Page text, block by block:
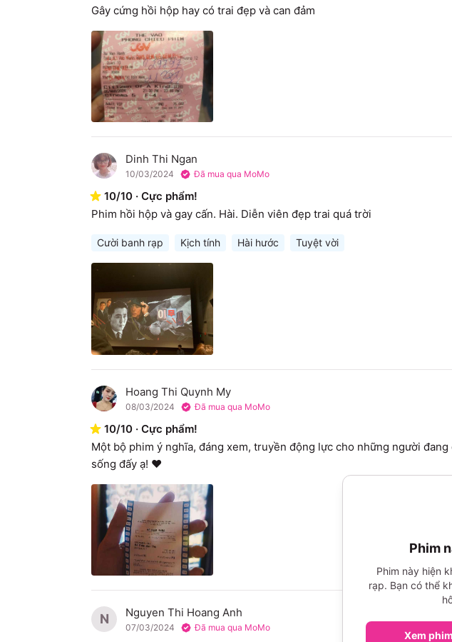
Gây cứng hồi hộp hay có trai đẹp và can đảm
D Dinh Thi Ngan
10/03/2024 Đã mua qua MoMo
10/10 · Cực phẩm!
Phim hồi hộp và gay cấn. Hài. Diễn viên đẹp trai quá trời
Cười banh rạp Kịch tính Hài hước Tuyệt vời
H Hoang Thi Quynh My
08/03/2024 Đã mua qua MoMo
10/10 · Cực phẩm!
Một bộ phim ý nghĩa, đáng xem, truyền động lực cho những người
sống đấy ạ! ❤️
N Nguyen Thi Hoang Anh
07/03/2024 Đã mua qua MoMo
Phim
Phim này hiện
rạp. Bạn có thể
Xem